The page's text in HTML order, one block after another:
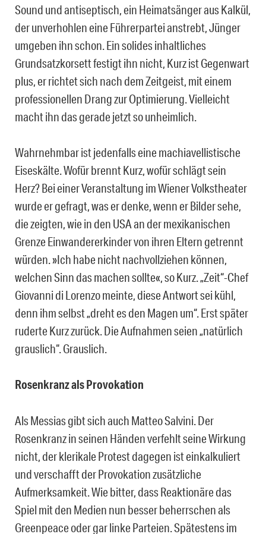
Sound und antiseptisch, ein Heimatsänger aus Kalkül,
der unverhohlen eine Führerpartei anstrebt, Jünger
umgeben ihn schon. Ein solides inhaltliches
Grundsatzkorsett festigt ihn nicht, Kurz ist Gegenwart
plus, er richtet sich nach dem Zeitgeist, mit einem
professionellen Drang zur Optimierung. Vielleicht
macht ihn das gerade jetzt so unheimlich.
Wahrnehmbar ist jedenfalls eine machiavellistische
Eiseskälte. Wofür brennt Kurz, wofür schlägt sein
Herz? Bei einer Veranstaltung im Wiener Volkstheater
wurde er gefragt, was er denke, wenn er Bilder sehe,
die zeigten, wie in den USA an der mexikanischen
Grenze Einwandererkinder von ihren Eltern getrennt
würden. »Ich habe nicht nachvollziehen können,
welchen Sinn das machen sollte«, so Kurz. „Zeit“-Chef
Giovanni di Lorenzo meinte, diese Antwort sei kühl,
denn ihm selbst „dreht es den Magen um“. Erst später
ruderte Kurz zurück. Die Aufnahmen seien „natürlich
grauslich“. Grauslich.
Rosenkranz als Provokation
Als Messias gibt sich auch Matteo Salvini. Der
Rosenkranz in seinen Händen verfehlt seine Wirkung
nicht, der klerikale Protest dagegen ist einkalkuliert
und verschafft der Provokation zusätzliche
Aufmerksamkeit. Wie bitter, dass Reaktionäre das
Spiel mit den Medien nun besser beherrschen als
Greenpeace oder gar linke Parteien. Spätestens im